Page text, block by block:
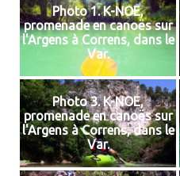
Photo 1. K-NOE,
promenade en canoës sur
l'Argens à Correns, dans le
Var.
Photo 3. K-NOE,
promenade en canoës sur
l'Argens à Correns, dans le
Var.